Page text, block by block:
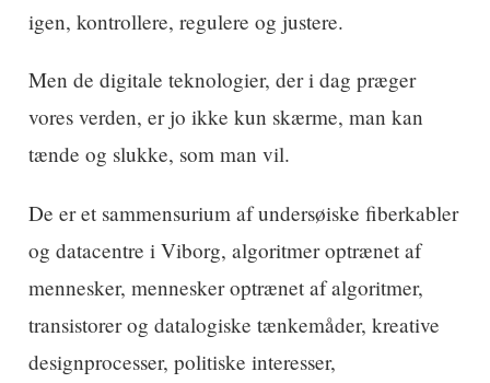
igen, kontrollere, regulere og justere.
Men de digitale teknologier, der i dag præger
vores verden, er jo ikke kun skærme, man kan
tænde og slukke, som man vil.
De er et sammensurium af undersøiske fiberkabler
og datacentre i Viborg, algoritmer optrænet af
mennesker, mennesker optrænet af algoritmer,
transistorer og datalogiske tænkemåder, kreative
designprocesser, politiske interesser,